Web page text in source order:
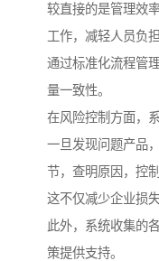
较直接的是管理效
工作，减轻人员负
通过标准化流程管
量一致性。
在风险控制方面，
一旦发现问题产品
节，查明原因，控
这不仅减少企业损
此外，系统收集的
策提供支持。